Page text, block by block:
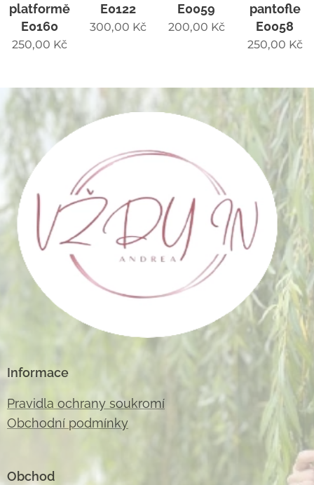
platformě
E0160
250,00 Kč
E0122
300,00 Kč
E0059
200,00 Kč
pantofle
E0058
250,00 Kč
Informace
Pravidla ochrany soukromí
Obchodní podmínky
Obchod